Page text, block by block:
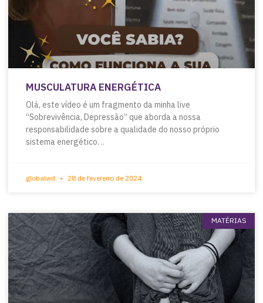
MUSCULATURA ENERGÉTICA
Olá, este vídeo é um fragmento da minha live
“Sobrevivência, Depressão” que aborda a nossa
responsabilidade sobre a qualidade do nosso próprio
sistema energético. ..
globalwd 28 de fevereiro de 2024
MATÉRIAS